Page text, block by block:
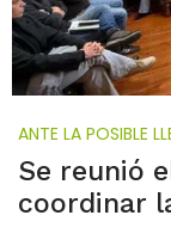
ANTE LA POSIBLE
Se reunió
coordinar